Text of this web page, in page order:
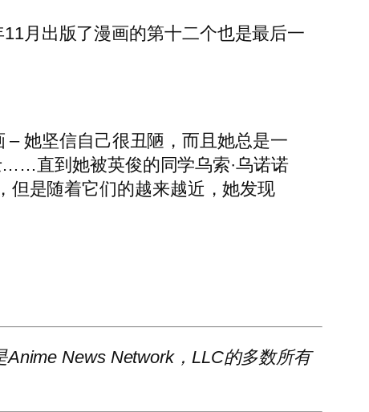
月出版了漫画的第十二个也是最后一
– 她坚信自己很丑陋，而且她总是一
直到她被英俊的同学乌索·乌诺诺
但是随着它们的越来越近，她发现
News Network，LLC的多数所有